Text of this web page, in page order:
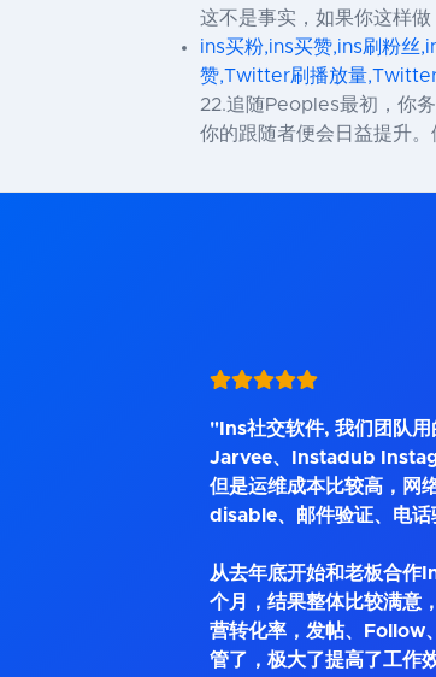
这不是事实，如果你这样
ins买粉,ins买赞,ins刷粉丝
赞,Twitter刷播放量
22.追随Peoples最初，你
你的跟随者便会日益提升
"Ins社交软件, 我们团队
Jarvee、Instadub
但是运维成本比较高，网
disable、邮件验证、电话
从去年底开始和老板合作
个月，结果整体比较满意
营转化率，发帖、Follow
管了，极大了提高了工作